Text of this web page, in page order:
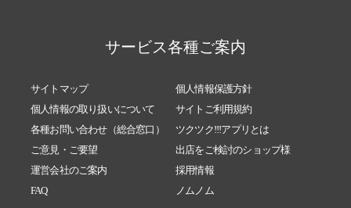
サービス各種ご案内
サイトマップ
個人情報保護方針
個人情報の取り扱いについて
サイトご利用規約
各種お問い合わせ（総合窓口）
ツクツク!!!アプリとは
ご意見・ご要望
出店をご検討のショップ様
運営会社のご案内
採用情報
FAQ
ノムノム